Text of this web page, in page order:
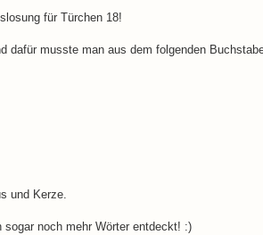
für Türchen 18!
dafür musste man aus dem folgenden
und Kerze.
sogar noch mehr Wörter entdeckt! :)